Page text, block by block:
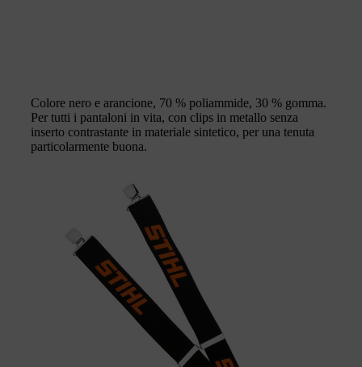
Colore nero e arancione, 70 % poliammide, 30 % gomma.
Per tutti i pantaloni in vita, con clips in metallo senza
inserto contrastante in materiale sintetico, per una tenuta
particolarmente buona.